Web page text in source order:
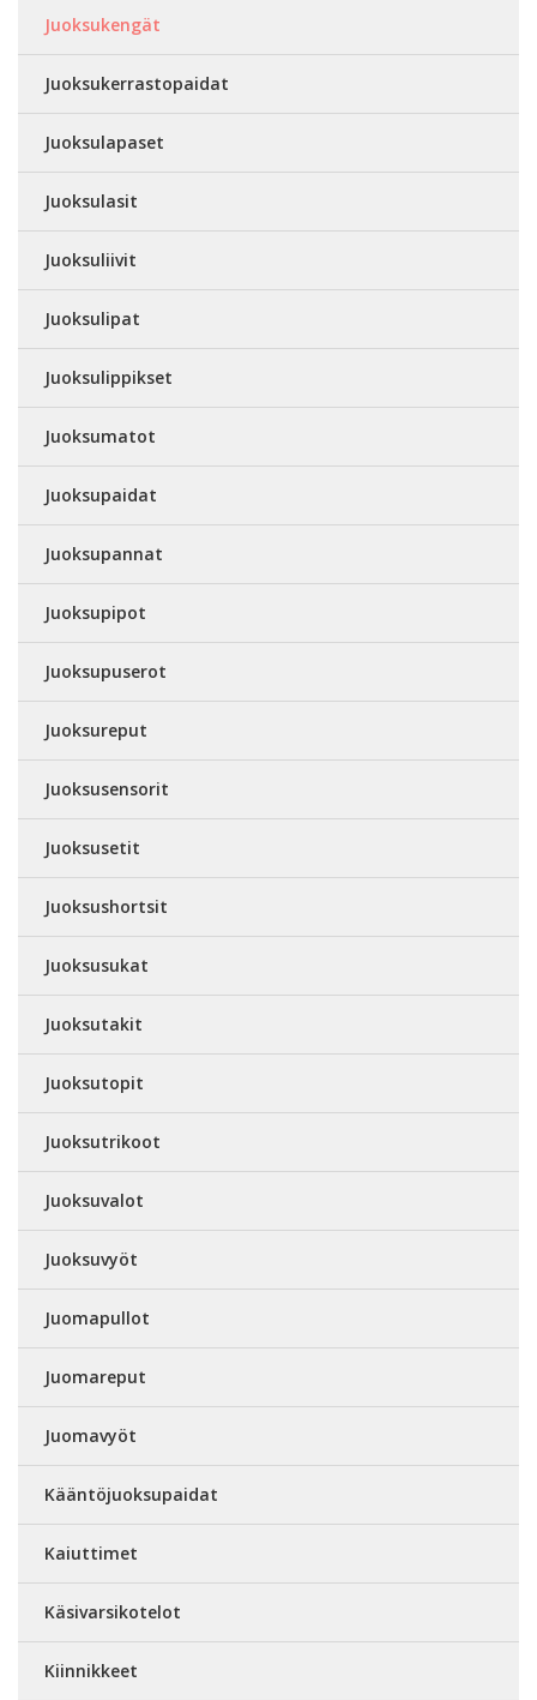
Juoksukengät
Juoksukerrastopaidat
Juoksulapaset
Juoksulasit
Juoksuliivit
Juoksulipat
Juoksulippikset
Juoksumatot
Juoksupaidat
Juoksupannat
Juoksupipot
Juoksupuserot
Juoksureput
Juoksusensorit
Juoksusetit
Juoksushortsit
Juoksusukat
Juoksutakit
Juoksutopit
Juoksutrikoot
Juoksuvalot
Juoksuvyöt
Juomapullot
Juomareput
Juomavyöt
Kääntöjuoksupaidat
Kaiuttimet
Käsivarsikotelot
Kiinnikkeet